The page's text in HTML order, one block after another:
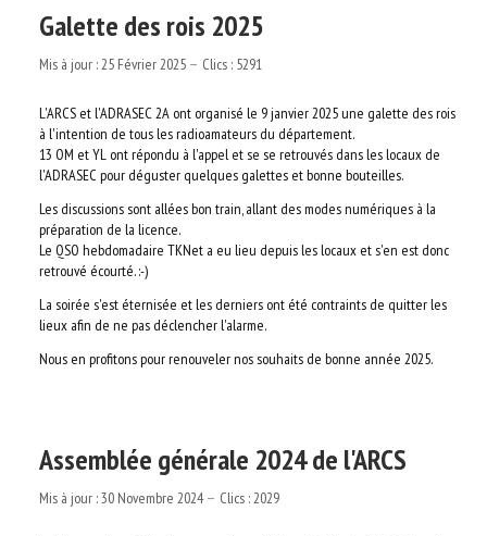
Galette des rois 2025
Mis à jour : 25 Février 2025 Clics : 5291
L'ARCS et l'ADRASEC 2A ont organisé le 9 janvier 2025 une galette des rois
à l'intention de tous les radioamateurs du département.
13 OM et YL ont répondu à l'appel et se se retrouvés dans les locaux de
l'ADRASEC pour déguster quelques galettes et bonne bouteilles.
Les discussions sont allées bon train, allant des modes numériques à la
préparation de la licence.
Le QSO hebdomadaire TKNet a eu lieu depuis les locaux et s'en est donc
retrouvé écourté. :-)
La soirée s'est éternisée et les derniers ont été contraints de quitter les
lieux afin de ne pas déclencher l'alarme.
Nous en profitons pour renouveler nos souhaits de bonne année 2025.
Assemblée générale 2024 de l'ARCS
Mis à jour : 30 Novembre 2024 Clics : 2029